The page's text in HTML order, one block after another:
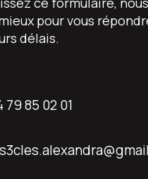
pour vous
délais.
79 85 02 01